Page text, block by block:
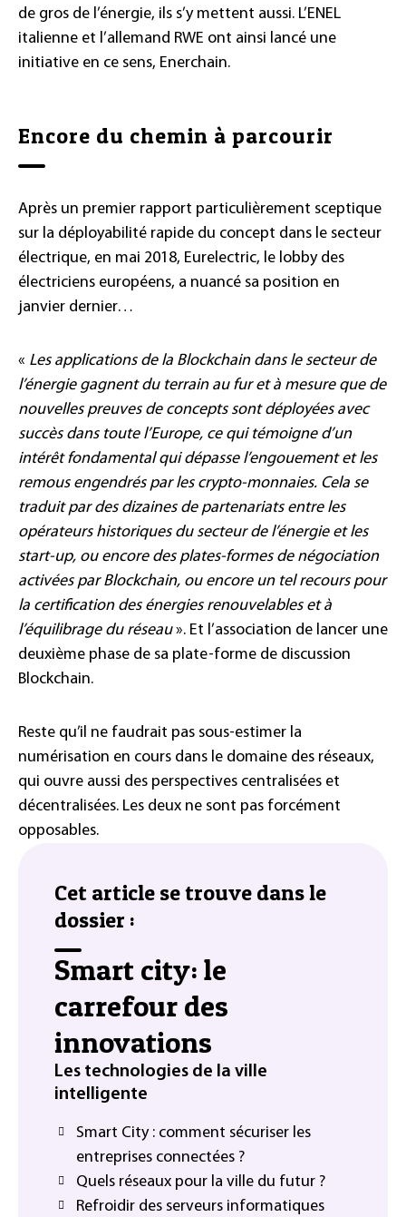
de gros de l’énergie, ils s’y mettent aussi. L’ENEL
italienne et l’allemand RWE ont ainsi lancé une
initiative en ce sens, Enerchain.
Encore du chemin à parcourir
Après un premier rapport particulièrement sceptique
sur la déployabilité rapide du concept dans le secteur
électrique, en mai 2018, Eurelectric, le lobby des
électriciens européens, a nuancé sa position en
janvier dernier…
« Les applications de la Blockchain dans le secteur de
l’énergie gagnent du terrain au fur et à mesure que de
nouvelles preuves de concepts sont déployées avec
succès dans toute l’Europe, ce qui témoigne d’un
intérêt fondamental qui dépasse l’engouement et les
remous engendrés par les crypto-monnaies. Cela se
traduit par des dizaines de partenariats entre les
opérateurs historiques du secteur de l’énergie et les
start-up, ou encore des plates-formes de négociation
activées par Blockchain, ou encore un tel recours pour
la certification des énergies renouvelables et à
l’équilibrage du réseau». Et l’association de lancer une
deuxième phase de sa plate-forme de discussion
Blockchain.
Reste qu’il ne faudrait pas sous-estimer la
numérisation en cours dans le domaine des réseaux,
qui ouvre aussi des perspectives centralisées et
décentralisées. Les deux ne sont pas forcément
opposables.
Cet article se trouve dans le
dossier :
Smart city: le
carrefour des
innovations
Les technologies de la ville
intelligente
Smart City : comment sécuriser les
entreprises connectées ?
Quels réseaux pour la ville du futur ?
Refroidir des serveurs informatiques